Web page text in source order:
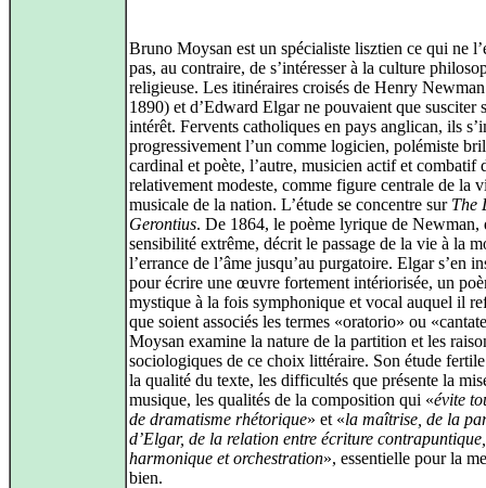
Bruno Moysan est un spécialiste lisztien ce qui ne
pas, au contraire, de s’intéresser à la culture
religieuse. Les itinéraires croisés de Henry
1890) et d’Edward Elgar ne pouvaient que susciter
intérêt. Fervents catholiques en pays anglican, ils
progressivement l’un comme logicien, polémiste
cardinal et poète, l’autre, musicien actif et combatif
relativement modeste, comme figure centrale de la
musicale de la nation. L’étude se concentre sur The
Gerontius. De 1864, le poème lyrique de Newman,
sensibilité extrême, décrit le passage de la vie à la
l’errance de l’âme jusqu’au purgatoire. Elgar s’en
pour écrire une œuvre fortement intériorisée, un
mystique à la fois symphonique et vocal auquel il
que soient associés les termes «oratorio» ou
Moysan examine la nature de la partition et les
sociologiques de ce choix littéraire. Son étude
la qualité du texte, les difficultés que présente la
musique, les qualités de la composition qui «évite
de dramatisme rhétorique» et «la maîtrise, de la
d’Elgar, de la relation entre écriture
harmonique et orchestration», essentielle pour la
bien.